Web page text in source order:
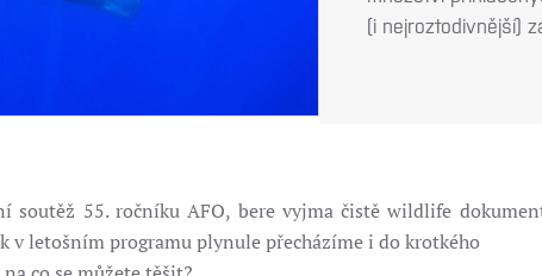
(i nejroztodivnější)
soutěž 55. ročníku AFO, bere vyjma čistě wildlife
letošním programu plynule přecházíme i do krotkého